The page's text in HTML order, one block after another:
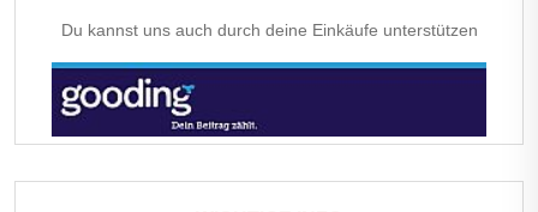
Du kannst uns auch durch deine Einkäufe unterstützen